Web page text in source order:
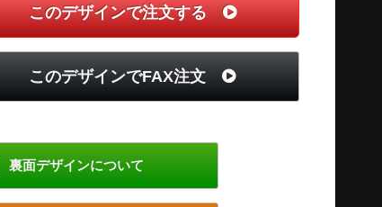
このデザインで注文する
このデザインでFAX注文
裏面デザインについて